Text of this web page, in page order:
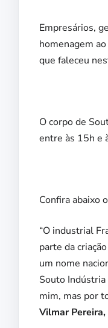
Empresários,
homenagem
que faleceu
O corpo de
entre às 15h e
Confira abaixo
“O industrial
parte da
um nome
Souto Indústria
mim, mas por
Vilmar